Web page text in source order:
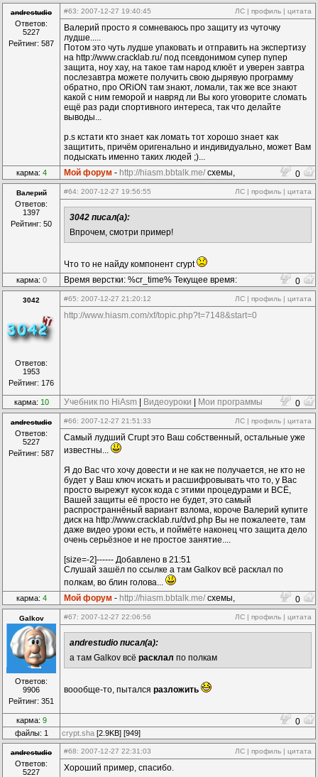
andrestudio
Ответов:
5227
Рейтинг: 587
#63: 2007-12-27 19:40:45 ЛС | профиль | цитата
Валерий просто я сомневаюсь про защиту из чуточку
лудше.....
Потом это чуть лудше упаковать и отправить на экспертизу
на http://www.cracklab.ru/ под псевдонимом супер пупер
защита, ноу хау, на такое там народ клюёт и уверен завтра
послезавтра можете получить свою дырявую программу
обратно, про ORiON там знают, ломали, так же все знают
какой с ним геморой и навряд ли Вы кого уговорите сломать
ещё раз ради спортивногo интереса, так что делайте
выводы...
p.s кстати кто знает как ломать тот хорошо знает как
защитить, причём оригенально и индивидуально, может Вам
подыскать именно таких людей ;)...
карма: 4 Мой форум - http://hiasm.bbtalk.me/ схемы,
компоненты...
0
Валерий
Ответов:
1397
Рейтинг: 50
#64: 2007-12-27 19:56:55 ЛС | профиль | цитата
3042 писал(а):
Впрочем, смотри пример!
Что то не найду компонент crypt
карма: 0
Время верстки: %cr_time% Текущее время:
%time%
0
3042
Ответов:
1953
Рейтинг: 176
#65: 2007-12-27 21:20:12 ЛС | профиль | цитата
http://www.hiasm.com/xf/topic.php?t=7148&start=0
карма: 10 Учебник по HiAsm Видеоуроки Мои программы 0
andrestudio
Ответов:
5227
Рейтинг: 587
#66: 2007-12-27 21:51:33 ЛС | профиль | цитата
Самый лудший Crupt это Ваш собственный, остальные уже
известны...
Я до Вас что хочу довести и не как не получается, не кто не
будет у Ваш ключ искать и расшифровывать что то, у Вас
просто вырежут кусок кода с этими процедурами и ВСЁ,
Вашей защиты её просто не будет, это самый
распространнёный вариант взлома, короче Валерий купите
диск на http://www.cracklab.ru/dvd.php Вы не пожалеете, там
даже видео уроки есть, и поймёте наконец что защита дело
очень серьёзное и не простое занятие....
[size=-2]------ Добавлено в 21:51
Слушай зашёл по ссылке а там Galkov всё расклал по
полкам, во блин голова...
карма: 4 Мой форум - http://hiasm.bbtalk.me/ схемы,
компоненты...
0
Galkov
Ответов:
9906
Рейтинг: 351
#67: 2007-12-27 22:06:56 ЛС | профиль | цитата
andrestudio писал(а):
а там Galkov всё расклал по полкам
воообще-то, пытался разложить
карма: 9 0
файлы: 1 crypt.sha [2.9KB] [949]
andrestudio
Ответов:
5227
#68: 2007-12-27 22:31:03 ЛС | профиль | цитата
Хороший пример, спасибо.